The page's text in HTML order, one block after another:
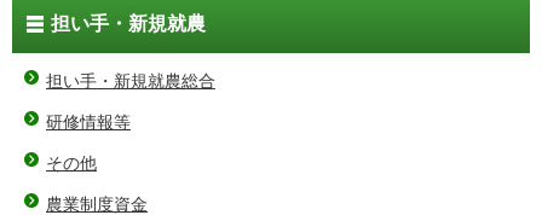
担い手・新規就農
担い手・新規就農総合
研修情報等
その他
農業制度資金